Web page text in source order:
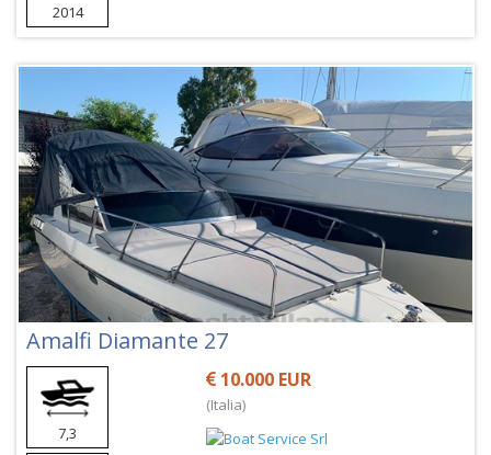
2014
Amalfi Diamante 27
7,3
10.000 EUR
(Italia)